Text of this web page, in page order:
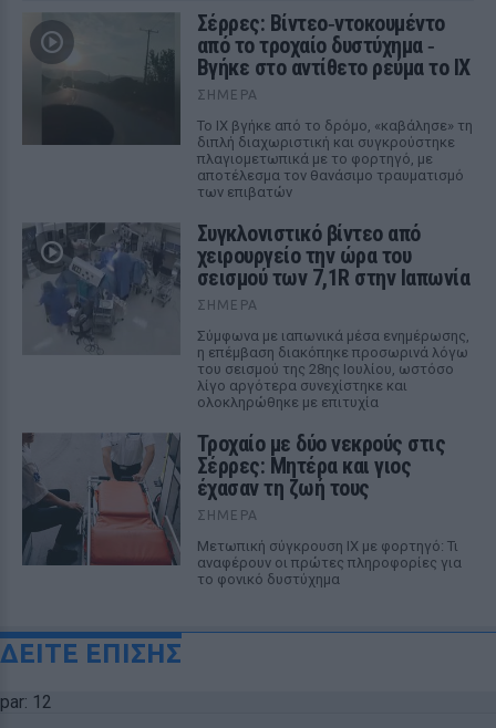
Σέρρες: Βίντεο‑ντοκουμέντο
από το τροχαίο δυστύχημα ‑
Βγήκε στο αντίθετο ρεύμα το ΙΧ
ΣΉΜΕΡΑ
Το ΙΧ βγήκε από το δρόμο, «καβάλησε» τη
διπλή διαχωριστική και συγκρούστηκε
πλαγιομετωπικά με το φορτηγό, με
αποτέλεσμα τον θανάσιμο τραυματισμό
των επιβατών
Συγκλονιστικό βίντεο από
χειρουργείο την ώρα του
σεισμού των 7,1R στην Ιαπωνία
ΣΉΜΕΡΑ
Σύμφωνα με ιαπωνικά μέσα ενημέρωσης,
η επέμβαση διακόπηκε προσωρινά λόγω
του σεισμού της 28ης Ιουλίου, ωστόσο
λίγο αργότερα συνεχίστηκε και
ολοκληρώθηκε με επιτυχία
Τροχαίο με δύο νεκρούς στις
Σέρρες: Μητέρα και γιος
έχασαν τη ζωή τους
ΣΉΜΕΡΑ
Μετωπική σύγκρουση ΙΧ με φορτηγό: Τι
αναφέρουν οι πρώτες πληροφορίες για
το φονικό δυστύχημα
ΔΕΙΤΕ ΕΠΙΣΗΣ
par: 12